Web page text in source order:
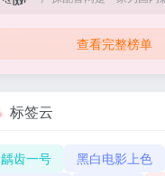
查看完整榜单
标签云
龋齿一号 黑白电影上色